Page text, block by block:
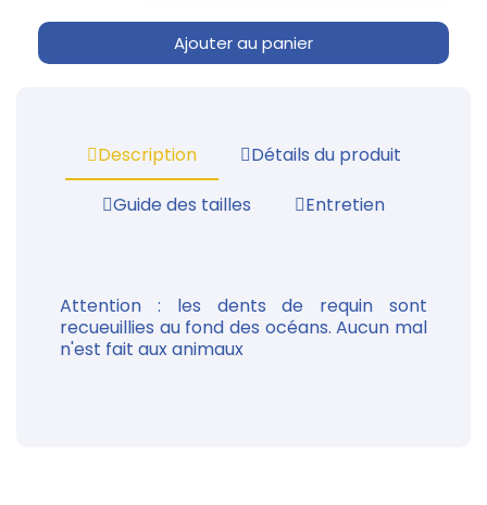
Ajouter au panier
Description
Détails du produit
Guide des tailles
Entretien
Attention : les dents de requin sont
recueuillies au fond des océans. Aucun mal
n'est fait aux animaux